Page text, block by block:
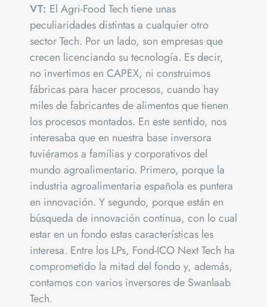
VT: El Agri-Food Tech tiene unas
peculiaridades distintas a cualquier otro
sector Tech. Por un lado, son empresas que
crecen licenciando su tecnología. Es decir,
no invertimos en CAPEX, ni construimos
fábricas para hacer procesos, cuando hay
miles de fabricantes de alimentos que tienen
los procesos montados. En este sentido, nos
interesaba que en nuestra base inversora
tuviéramos a familias y corporativos del
mundo agroalimentario. Primero, porque la
industria agroalimentaria española es puntera
en innovación. Y segundo, porque están en
búsqueda de innovación continua, con lo cual
estar en un fondo estas características les
interesa. Entre los LPs, Fond-ICO Next Tech ha
comprometido la mitad del fondo y, además,
contamos con varios inversores de Swanlaab
Tech.